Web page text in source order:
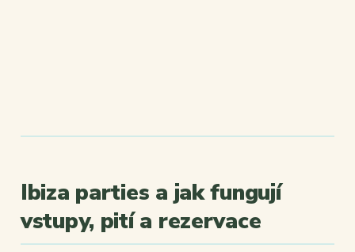
Ibiza parties a jak fungují
vstupy, pití a rezervace